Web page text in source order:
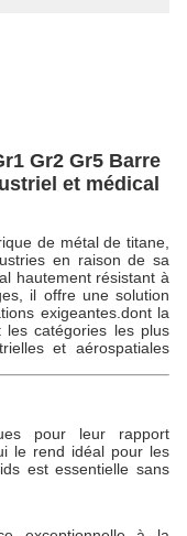
Gr2 Gr5 Barre
et médical
de métal de titane,
en raison de sa
hautement résistant à
il offre une solution
exigeantes.dont la
catégories les plus
et aérospatiales
pour leur rapport
le rend idéal pour les
est essentielle sans